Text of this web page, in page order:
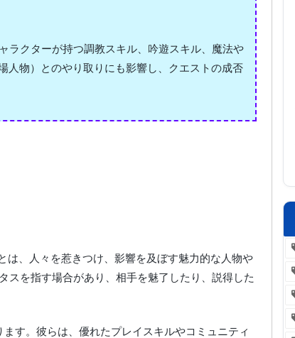
ラクターが持つ調教スキル、吟遊スキル、魔法や
人物）とのやり取りにも影響し、クエストの成否
は、人々を惹きつけ、影響を及ぼす魅力的な人物や
スを指す場合があり、相手を魅了したり、説得した
す。彼らは、優れたプレイスキルやコミュニティ